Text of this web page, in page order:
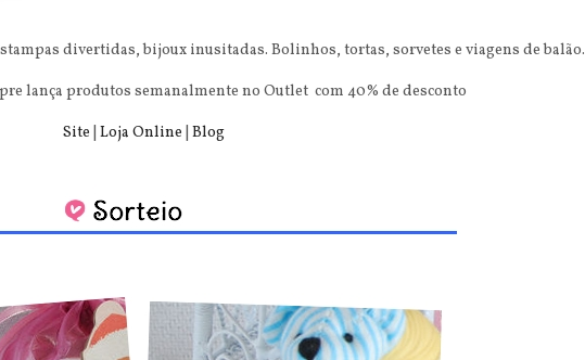
divertidas, bijoux inusitadas. Bolinhos, tortas, sorvetes e viagens de balão.
lança produtos semanalmente no Outlet com 40% de desconto
Site |Loja Online |Blog